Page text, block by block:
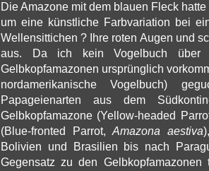
Die Amazone mit dem blauen Fleck
um eine künstliche Farbvariation bei
Wellensittichen ? Ihre roten Augen und
aus. Da ich kein Vogelbuch
Gelbkopfamazonen ursprünglich
nordamerikanische Vogelbuch)
Papageienarten aus dem
Gelbkopfamazone (Yellow-headed
(Blue-fronted Parrot,Amazona aestiva
Bolivien und Brasilien bis nach
Gegensatz zu den